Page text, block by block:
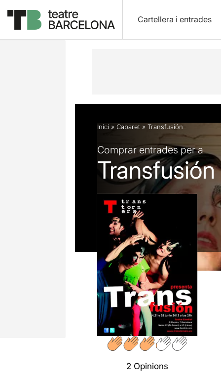
Cartellera i entrades
Descripció Fitxa artística Fotos i
Inici » Cabaret » Transfusión
Comprar entrades per a
Transfusión
2 Opinions